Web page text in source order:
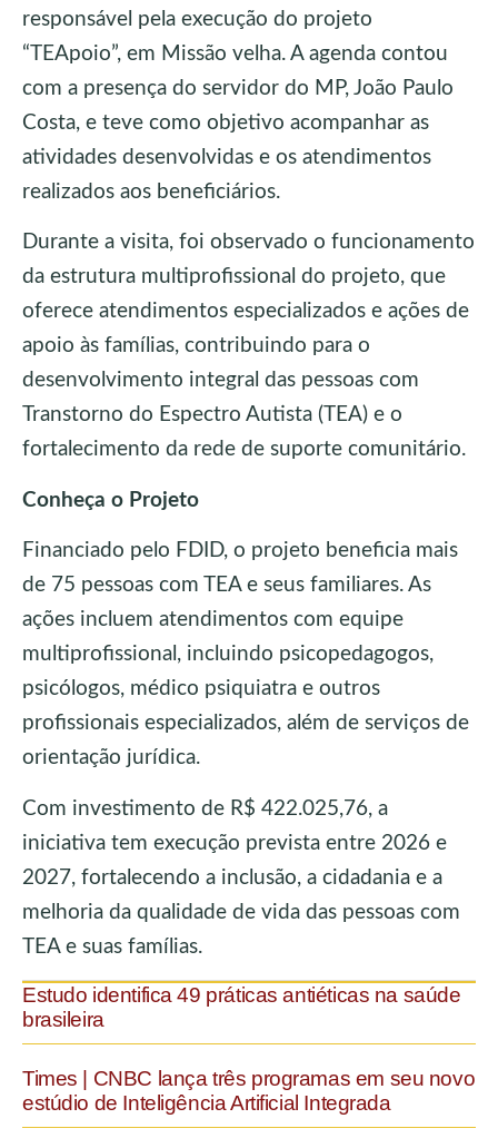
responsável pela execução do projeto
“TEApoio”, em Missão velha. A agenda contou
com a presença do servidor do MP, João Paulo
Costa, e teve como objetivo acompanhar as
atividades desenvolvidas e os atendimentos
realizados aos beneficiários.
Durante a visita, foi observado o funcionamento
da estrutura multiprofissional do projeto, que
oferece atendimentos especializados e ações de
apoio às famílias, contribuindo para o
desenvolvimento integral das pessoas com
Transtorno do Espectro Autista (TEA) e o
fortalecimento da rede de suporte comunitário.
Conheça o Projeto
Financiado pelo FDID, o projeto beneficia mais
de 75 pessoas com TEA e seus familiares. As
ações incluem atendimentos com equipe
multiprofissional, incluindo psicopedagogos,
psicólogos, médico psiquiatra e outros
profissionais especializados, além de serviços de
orientação jurídica.
Com investimento de R$ 422.025,76, a
iniciativa tem execução prevista entre 2026 e
2027, fortalecendo a inclusão, a cidadania e a
melhoria da qualidade de vida das pessoas com
TEA e suas famílias.
Estudo identifica 49 práticas antiéticas na saúde
brasileira
Times | CNBC lança três programas em seu novo
estúdio de Inteligência Artificial Integrada